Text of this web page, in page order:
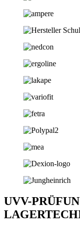
UVV-